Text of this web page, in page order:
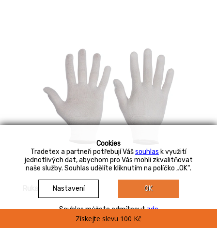
Cookies
Tradetex a partneři potřebují Vášsouhlas k využití
jednotlivých dat, abychom pro Vás mohli zkvalitňovat
naše služby. Souhlas udělíte kliknutím na políčko „OK“.
Nastavení OK
Souhlas můžete odmítnoutzde
Rukavice BOBBY
kadeřeného nylonu.Získejte slevu 100 Kč